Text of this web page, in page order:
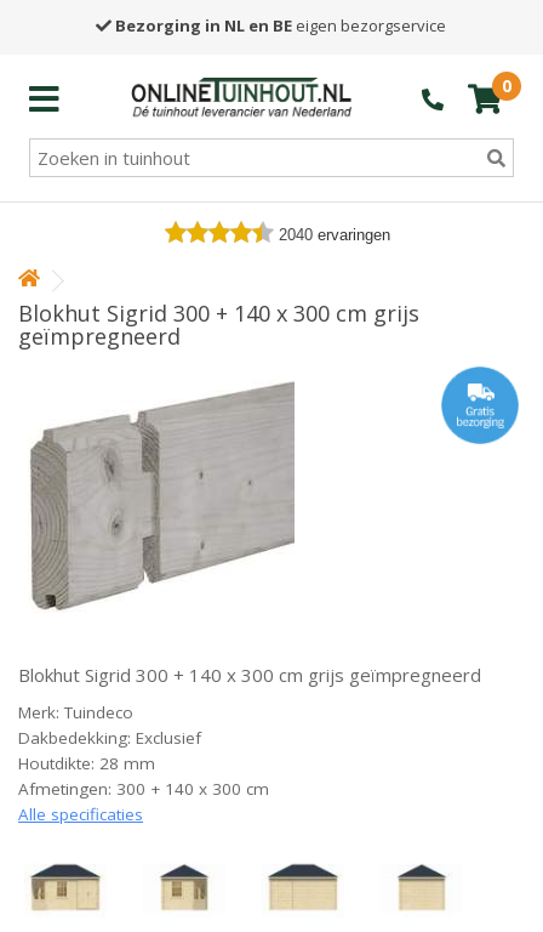
Bezorging in NL en BE eigen bezorgservice
0
2040 ervaringen
Blokhut Sigrid 300 + 140 x 300 cm grijs
geïmpregneerd
Blokhut Sigrid 300 + 140 x 300 cm grijs geïmpregneerd
Merk: Tuindeco
Dakbedekking: Exclusief
Houtdikte: 28 mm
Afmetingen: 300 + 140 x 300 cm
Alle specificaties